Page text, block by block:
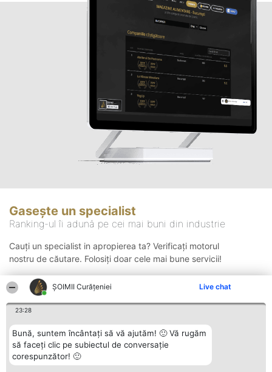
ȘOIMII Curățeniei Live chat
23:28
Bună, suntem încântați să vă ajutăm! 🙂 Vă rugăm
să faceți clic pe subiectul de conversație
corespunzător! 🙂
Gasește un specialist
Ranking-ul îi adună pe cei mai buni din industrie
Cauți un specialist in apropierea ta? Verificați motorul
nostru de căutare. Folosiți doar cele mai bune servicii!